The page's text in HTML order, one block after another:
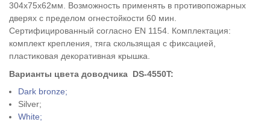
304х75х62мм. Возможность применять в противопожарных
дверях с пределом огнестойкости 60 мин.
Сертифицированный согласно EN 1154. Комплектация:
комплект крепления, тяга скользящая с фиксацией,
пластиковая декоративная крышка.
Варианты цвета доводчика DS-4550T:
Dark bronze;
Silver;
White;